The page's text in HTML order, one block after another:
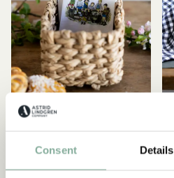
Consent Details
Bullerbyn motiv - vit